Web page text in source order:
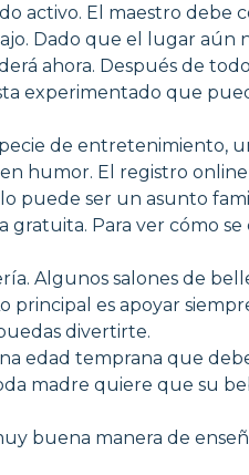
activo. El maestro
Dado que el lugar
ahora. Después de
experimentado que
de entretenimiento,
humor. El registro
puede ser un asunto
Para ver cómo
Algunos salones de
principal es apoyar
divertirte.
edad temprana que
madre quiere que su
buena manera de